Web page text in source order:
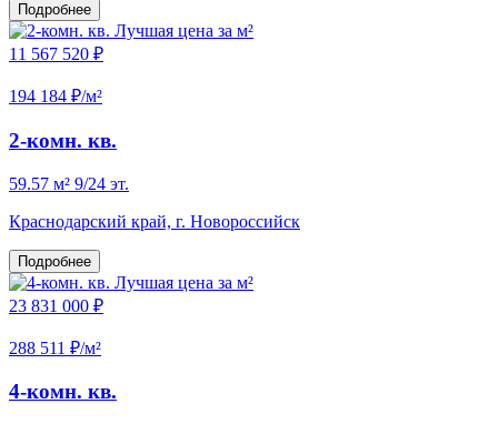
Подробнее
Лучшая цена за м²
11 567 520 ₽
194 184 ₽/м²
2-комн. кв.
59.57 м² 9/24 эт.
Краснодарский край, г. Новороссийск
Подробнее
Лучшая цена за м²
23 831 000 ₽
288 511 ₽/м²
4-комн. кв.